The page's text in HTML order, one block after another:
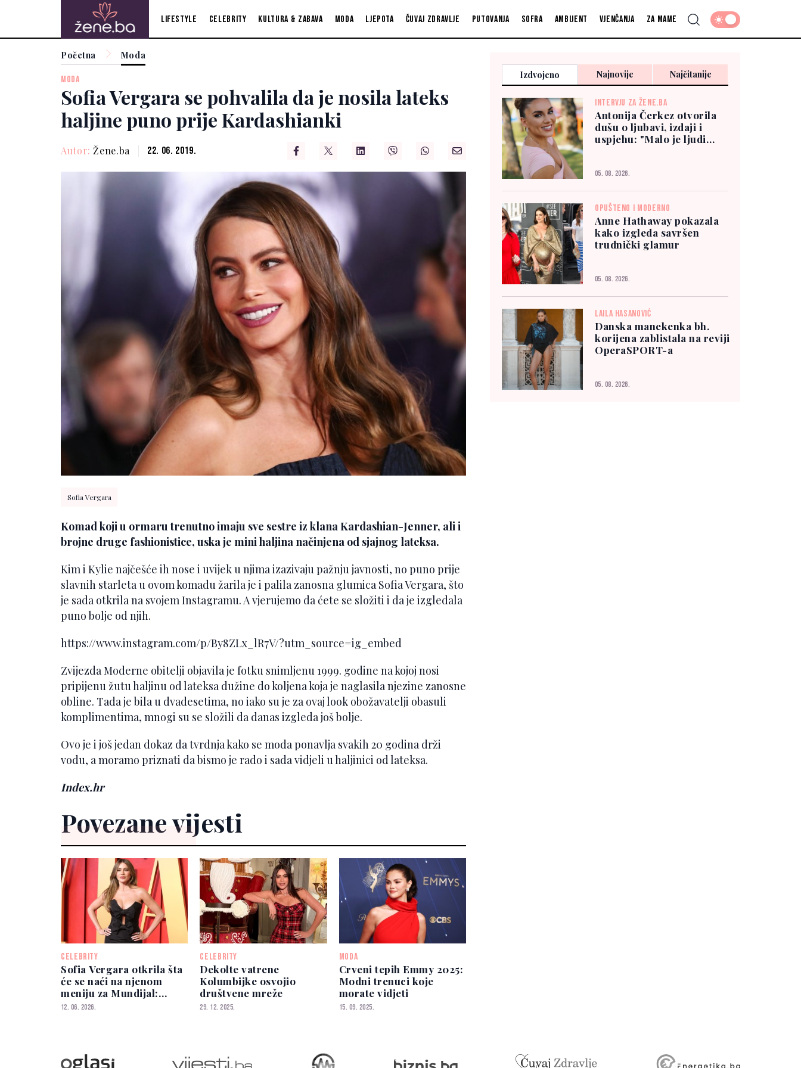
Lifestyle Celebrity Kultura & zabava Moda Ljepota Čuvaj zdravlje Putovanja Sofra Ambijent Vjenčanja Za mame
Početna Moda
MODA
Sofia Vergara se pohvalila da je nosila lateks
haljine puno prije Kardashianki
Autor: Žene.ba 22. 06. 2019.
Sofia Vergara
Komad koji u ormaru trenutno imaju sve sestre iz klana Kardashian-Jenner, ali i
brojne druge fashionistice, uska je mini haljina načinjena od sjajnog lateksa.
Kim i Kylie najčešće ih nose i uvijek u njima izazivaju pažnju javnosti, no puno prije
slavnih starleta u ovom komadu žarila je i palila zanosna glumica Sofia Vergara, što
je sada otkrila na svojem Instagramu. A vjerujemo da ćete se složiti i da je izgledala
puno bolje od njih.
https://www.instagram.com/p/By8ZLx_lR7V/?utm_source=ig_embed
Zvijezda Moderne obitelji objavila je fotku snimljenu 1999. godine na kojoj nosi
pripijenu žutu haljinu od lateksa dužine do koljena koja je naglasila njezine zanosne
obline. Tada je bila u dvadesetima, no iako su je za ovaj look obožavatelji obasuli
komplimentima, mnogi su se složili da danas izgleda još bolje.
Ovo je i još jedan dokaz da tvrdnja kako se moda ponavlja svakih 20 godina drži
vodu, a moramo priznati da bismo je rado i sada vidjeli u haljinici od lateksa.
Index.hr
Povezane vijesti
CELEBRITY
Sofia Vergara otkrila šta
će se naći na njenom
meniju za Mundijal:
"Uvijek ih ponestane"
12. 06. 2026.
CELEBRITY
Dekolte vatrene
Kolumbijke osvojio
društvene mreže
29. 12. 2025.
MODA
Crveni tepih Emmy 2025:
Modni trenuci koje
morate vidjeti
15. 09. 2025.
Izdvojeno Najnovije Najčitanije
INTERVJU ZA ŽENE.BA
Antonija Čerkez otvorila
dušu o ljubavi, izdaji i
uspjehu: "Malo je ljudi
05. 08. 2026.
OPUŠTENO I MODERNO
Anne Hathaway pokazala
kako izgleda savršen
trudnički glamur
05. 08. 2026.
LAILA HASANOVIĆ
Danska manekenka bh.
korijena zablistala na reviji
OperaSPORT-a
05. 08. 2026.